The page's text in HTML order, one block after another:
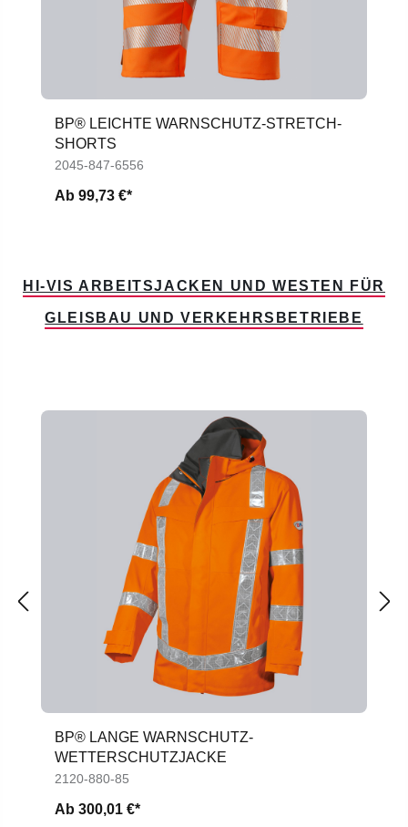
BP® LEICHTE WARNSCHUTZ-STRETCH-
SHORTS
2045-847-6556
Ab 99,73 €*
HI-VIS ARBEITSJACKEN UND WESTEN FÜR
GLEISBAU UND VERKEHRSBETRIEBE
BP® LANGE WARNSCHUTZ-
WETTERSCHUTZJACKE
2120-880-85
Ab 300,01 €*